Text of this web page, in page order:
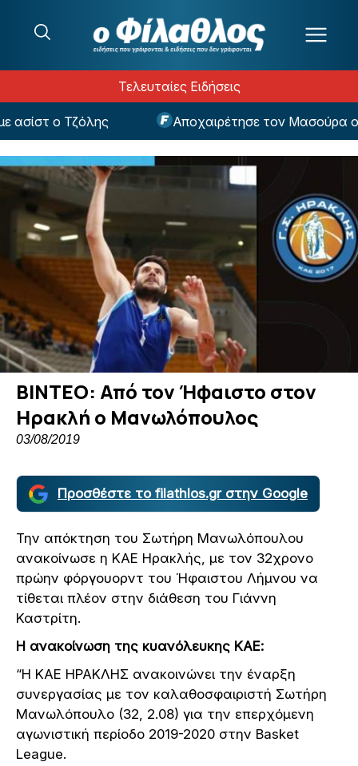
Τελευταίες Ειδήσεις
ο Τζόλης Αποχαιρέτησε τον Μασούρα ο
ΒΙΝΤΕΟ: Από τον Ήφαιστο στον
Ηρακλή ο Μανωλόπουλος
03/08/2019
Προσθέστε το filathlos.gr στην Google
Την απόκτηση του Σωτήρη Μανωλόπουλου
ανακοίνωσε η ΚΑΕ Ηρακλής, με τον 32χρονο
πρώην φόργουορντ του Ήφαιστου Λήμνου να
τίθεται πλέον στην διάθεση του Γιάννη
Καστρίτη.
Η ανακοίνωση της κυανόλευκης ΚΑΕ:
“Η ΚΑΕ ΗΡΑΚΛΗΣ ανακοινώνει την έναρξη
συνεργασίας με τον καλαθοσφαιριστή Σωτήρη
Μανωλόπουλο (32, 2.08) για την επερχόμενη
αγωνιστική περίοδο 2019-2020 στην Basket
League.